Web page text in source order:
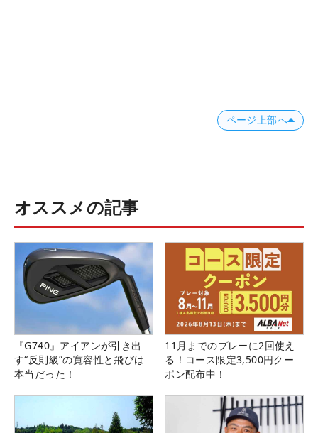
ページ上部へ
オススメの記事
『G740』アイアンが引き出
す“反則級”の寛容性と飛びは
本当だった！
11月までのプレーに2回使え
る！コース限定3,500円クー
ポン配布中！